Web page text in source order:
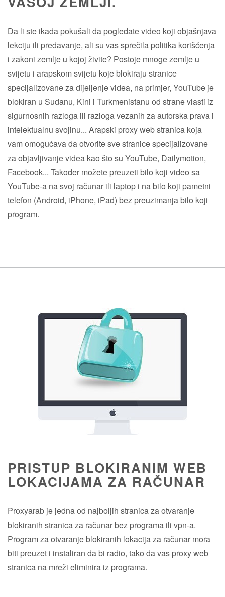
Da li ste ikada pokušali da pogledate video koji objašnjava
lekciju ili predavanje, ali su vas sprečila politika korišćenja
i zakoni zemlje u kojoj živite? Postoje mnoge zemlje u
svijetu i arapskom svijetu koje blokiraju stranice
specijalizovane za dijeljenje videa, na primjer, YouTube je
blokiran u Sudanu, Kini i Turkmenistanu od strane vlasti iz
sigurnosnih razloga ili razloga vezanih za autorska prava i
intelektualnu svojinu... Arapski proxy web stranica koja
vam omogućava da otvorite sve stranice specijalizovane
za objavljivanje videa kao što su YouTube, Dailymotion,
Facebook... Također možete preuzeti bilo koji video sa
YouTube-a na svoj računar ili laptop i na bilo koji pametni
telefon (Android, iPhone, iPad) bez preuzimanja bilo koji
program.
PRISTUP BLOKIRANIM WEB
LOKACIJAMA ZA RAČUNAR
Proxyarab je jedna od najboljih stranica za otvaranje
blokiranih stranica za računar bez programa ili vpn-a.
Program za otvaranje blokiranih lokacija za računar mora
biti preuzet i instaliran da bi radio, tako da vas proxy web
stranica na mreži eliminira iz programa.